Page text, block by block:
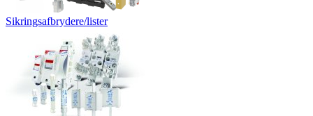
Sikringsafbrydere/lister